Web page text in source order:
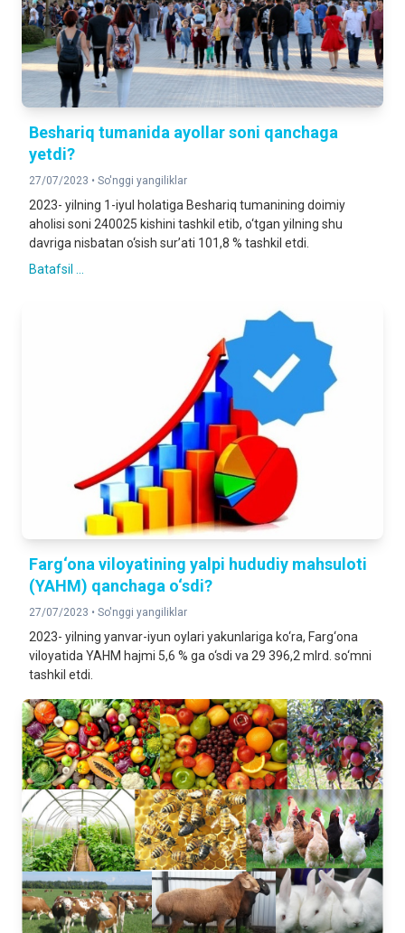
Beshariq tumanida ayollar soni qanchaga
yetdi?
27/07/2023 • So'nggi yangiliklar
2023- yilning 1-iyul holatiga Beshariq tumanining doimiy
aholisi soni 240025 kishini tashkil etib, o‘tgan yilning shu
davriga nisbatan o‘sish sur’ati 101,8 % tashkil etdi.
Batafsil ...
Farg‘ona viloyatining yalpi hududiy mahsuloti
(YAHM) qanchaga o‘sdi?
27/07/2023 • So'nggi yangiliklar
2023- yilning yanvar-iyun oylari yakunlariga ko‘ra, Farg‘ona
viloyatida YAHM hajmi 5,6 % ga o‘sdi va 29 396,2 mlrd. so‘mni
tashkil etdi.